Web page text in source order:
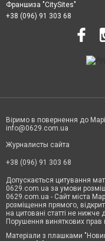
Франшиза "CitySites"
+38 (096) 91 303 68
Віримо в повернення до
info@0629.com.ua
Журналисты сайта
+38 (096) 91 303 68
Допускається цитування
0629.com.ua за умови
0629.com.ua - Сайт міста
розміщення прямого,
на цитовані статті не нижче
Порушення виняткових прав
Матеріали з плашками